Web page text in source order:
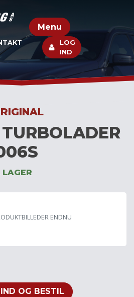
Menu
LOG
IND
ENDNU
OG BESTIL